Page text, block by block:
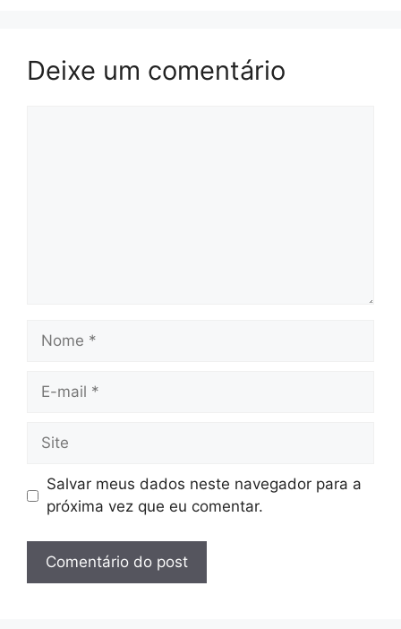
Deixe um comentário
Nome
Site
Salvar meus dados neste navegador para a
próxima vez que eu comentar.